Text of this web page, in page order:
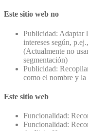
Este sitio web no
Publicidad: Adaptar
intereses según,
(Actualmente no
segmentación)
Publicidad:
como el nombre y la
Este sitio web
Funcionalidad:
Funcionalidad: